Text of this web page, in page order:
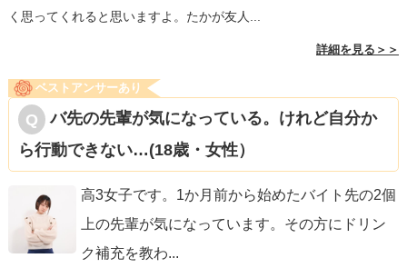
く思ってくれると思いますよ。たかが友人...
詳細を見る＞＞
ベストアンサーあり
バ先の先輩が気になっている。けれど自分か
ら行動できない…(18歳・女性）
高3女子です。1か月前から始めたバイト先の2個
上の先輩が気になっています。その方にドリン
ク補充を教わ...